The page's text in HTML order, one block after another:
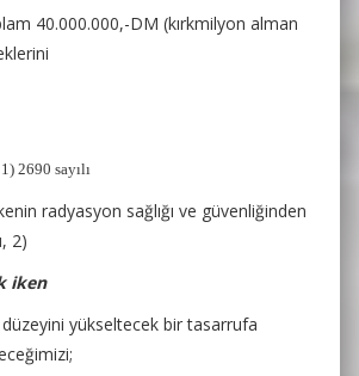
40.000.000,-DM (kırkmilyon alman
2690 sayılı
radyasyon sağlığı ve güvenliğinden
2)
iken
yükseltecek bir tasarrufa